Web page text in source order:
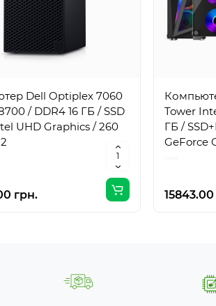
Dell Optiplex 7060
/ DDR4 16 ГБ / SSD
UHD Graphics / 260
грн.
Tower
ГБ /
GeForce